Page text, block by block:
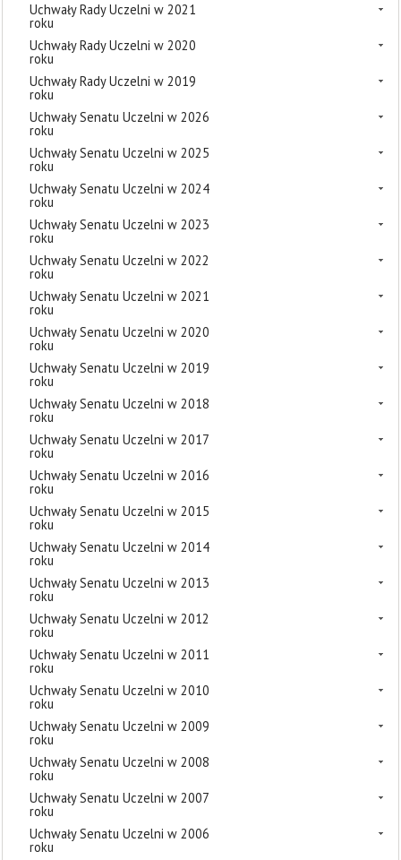
Uchwały Rady Uczelni w 2021
roku
Uchwały Rady Uczelni w 2020
roku
Uchwały Rady Uczelni w 2019
roku
Uchwały Senatu Uczelni w 2026
roku
Uchwały Senatu Uczelni w 2025
roku
Uchwały Senatu Uczelni w 2024
roku
Uchwały Senatu Uczelni w 2023
roku
Uchwały Senatu Uczelni w 2022
roku
Uchwały Senatu Uczelni w 2021
roku
Uchwały Senatu Uczelni w 2020
roku
Uchwały Senatu Uczelni w 2019
roku
Uchwały Senatu Uczelni w 2018
roku
Uchwały Senatu Uczelni w 2017
roku
Uchwały Senatu Uczelni w 2016
roku
Uchwały Senatu Uczelni w 2015
roku
Uchwały Senatu Uczelni w 2014
roku
Uchwały Senatu Uczelni w 2013
roku
Uchwały Senatu Uczelni w 2012
roku
Uchwały Senatu Uczelni w 2011
roku
Uchwały Senatu Uczelni w 2010
roku
Uchwały Senatu Uczelni w 2009
roku
Uchwały Senatu Uczelni w 2008
roku
Uchwały Senatu Uczelni w 2007
roku
Uchwały Senatu Uczelni w 2006
roku